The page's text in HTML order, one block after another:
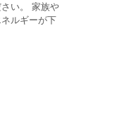
い。 家族や
ルギーが下